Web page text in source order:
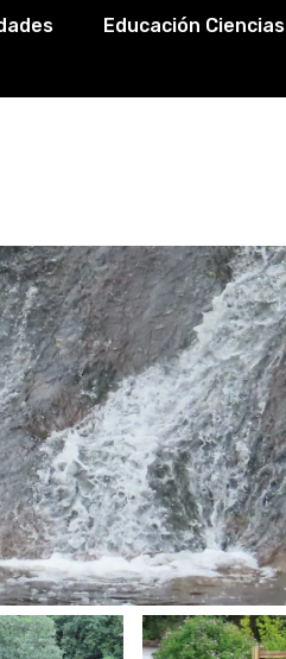
Educación Ciencias